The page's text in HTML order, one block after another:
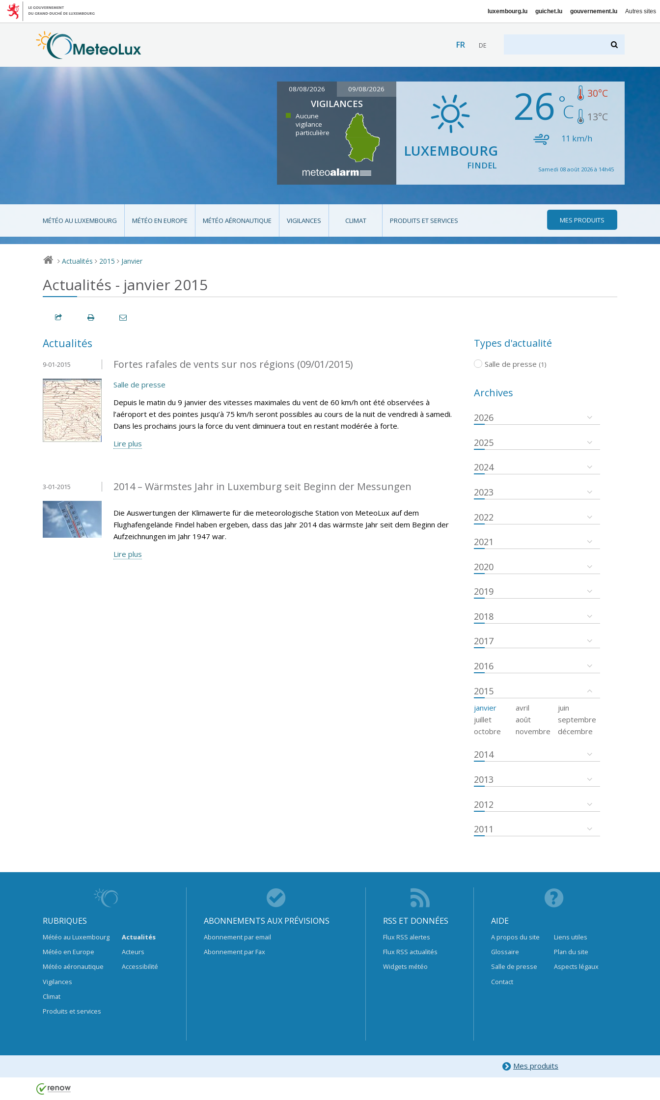
luxembourg.lu guichet.lu gouvernement.lu Autres sites
FR DE
08/08/2026 09/08/2026
VIGILANCES
Aucune
vigilance
particulière
LUXEMBOURG
FINDEL
26 30°C
13°C
11 km/h
Samedi 08 août 2026 à 14h45
MÉTÉO AU LUXEMBOURG MÉTÉO EN EUROPE MÉTÉO AÉRONAUTIQUE VIGILANCES CLIMAT PRODUITS ET SERVICES MES PRODUITS
> Actualités > 2015 > Janvier
Actualités - janvier 2015
Actualités
Fortes rafales de vents sur nos régions (09/01/2015)
9-01-2015
Salle de presse
Depuis le matin du 9 janvier des vitesses maximales du vent de 60 km/h ont été observées à
l’aéroport et des pointes jusqu’à 75 km/h seront possibles au cours de la nuit de vendredi à samedi.
Dans les prochains jours la force du vent diminuera tout en restant modérée à forte.
Lire plus
2014 – Wärmstes Jahr in Luxemburg seit Beginn der Messungen
3-01-2015
Die Auswertungen der Klimawerte für die meteorologische Station von MeteoLux auf dem
Flughafengelände Findel haben ergeben, dass das Jahr 2014 das wärmste Jahr seit dem Beginn der
Aufzeichnungen im Jahr 1947 war.
Lire plus
Types d'actualité
Salle de presse (1)
Archives
2026
2025
2024
2023
2022
2021
2020
2019
2018
2017
2016
2015
janvier avril
juin
juillet
août
septembre
octobre
novembre décembre
2014
2013
2012
2011
RUBRIQUES
Météo au Luxembourg
Météo en Europe
Météo aéronautique
Vigilances
Climat
Produits et services
Actualités
Acteurs
Accessibilité
ABONNEMENTS AUX PRÉVISIONS
Abonnement par email
Abonnement par Fax
RSS ET DONNÉES
Flux RSS alertes
Flux RSS actualités
Widgets météo
AIDE
A propos du site
Glossaire
Salle de presse
Contact
Liens utiles
Plan du site
Aspects légaux
Mes produits